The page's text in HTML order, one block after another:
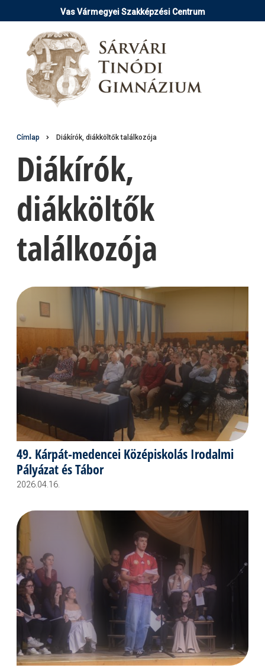
a
tartalomra
Vas Vármegyei Szakképzési Centrum
Morzsa
Címlap Diákírók, diákköltők találkozója
Diákírók,
diákköltők
találkozója
49. Kárpát-medencei Középiskolás Irodalmi
Pályázat és Tábor
2026.04.16.